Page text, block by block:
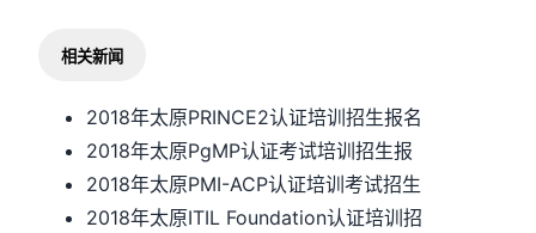
相关新闻
2018年太原PRINCE2认证培训招生报名
2018年太原PgMP认证考试培训招生报
2018年太原PMI-ACP认证培训考试招生
2018年太原ITIL Foundation认证培训招